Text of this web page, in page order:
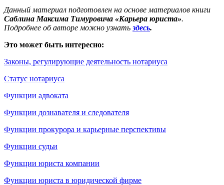
Данный материал подготовлен на основе материалов книги
Саблина Максима Тимуровича «Карьера юриста».
Подробнее об авторе можно узнать здесь.
Это может быть интересно:
Законы, регулирующие деятельность нотариуса
Статус нотариуса
Функции адвоката
Функции дознавателя и следователя
Функции прокурора и карьерные перспективы
Функции судьи
Функции юриста компании
Функции юриста в юридической фирме